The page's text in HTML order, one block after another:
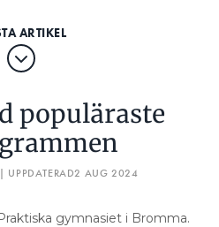
populäraste
| UPPDATERAD2 AUG 2024
gymnasiet i Bromma.